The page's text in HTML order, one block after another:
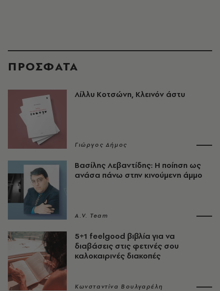
ΠΡΟΣΦΑΤΑ
Λίλλυ Κοτσώνη, Κλεινόν άστυ
Γιώργος Δήμος
Βασίλης Λεβαντίδης: Η ποίηση ως
ανάσα πάνω στην κινούμενη άμμο
A.V. Team
5+1 feelgood βιβλία για να
διαβάσεις στις φετινές σου
καλοκαιρινές διακοπές
Κωνσταντίνα Βουλγαρέλη